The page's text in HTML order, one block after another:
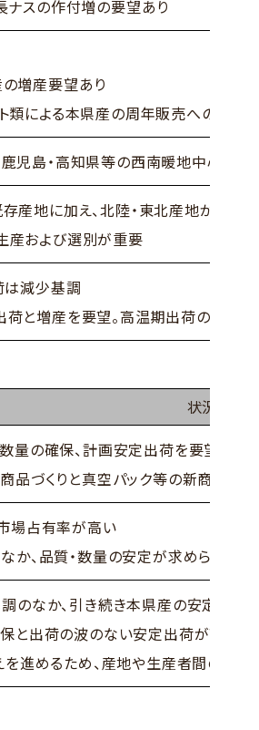
ナスの作付増の要望あり
増産要望あり
ト類による本県産の周年販売への対応
児島・高知県等の西南暖地中心の
産地に加え、北陸・東北産地が増
産および選別が重要
は減少基調
荷と増産を要望。高温期出荷の際は
状況・要望
量の確保、計画安定出荷を要望
品づくりと真空パック等の新商材の
場占有率が高い
か、品質・数量の安定が求められ
のなか、引き続き本県産の安定出荷
と出荷の波のない安定出荷が望まれる
を進めるため、産地や生産者間の格